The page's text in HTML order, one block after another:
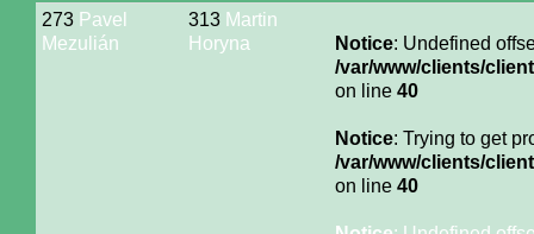
273 Pavel
Mezulián
313 Martin
Horyna
Notice: Undefined
/var/www/clients/
on line 40
Notice: Trying to get
/var/www/clients/
on line 40